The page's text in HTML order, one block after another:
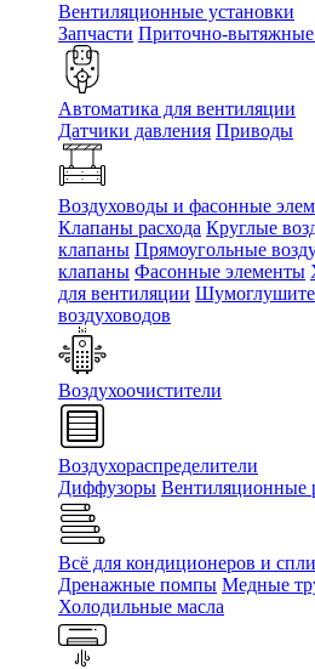
Вентиляционные установки
Запчасти Приточно-вытяжные
Автоматика для вентиляции
Датчики давления Приводы
Воздуховоды и фасонные
Клапаны расхода Круглые
клапаны Прямоугольные
клапаны Фасонные элементы
для вентиляции
воздуховодов
Воздухоочистители
Воздухораспределители
Диффузоры Вентиляционные
Всё для кондиционеров и
Дренажные помпы Медные
Холодильные масла